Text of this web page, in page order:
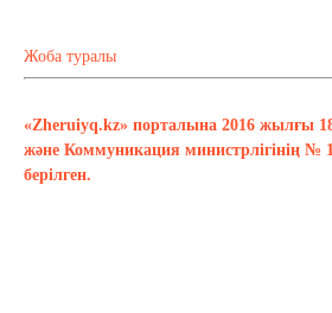
Жоба туралы
«Zheruiyq.kz» порталына 2016 жылғы
және Коммуникация министрлігінің №
берілген.